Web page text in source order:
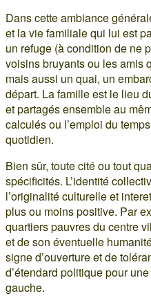
Dans cette ambiance
et la vie familiale qui lui est
un refuge (à condition de ne
voisins bruyants ou les amis
mais aussi un quai, un
départ. La famille est le lieu
et partagés ensemble au
calculés ou l’emploi du
quotidien.
Bien sûr, toute cité ou tout
spécificités. L’identité
l’originalité culturelle et
plus ou moins positive. Par
quartiers pauvres du centre
et de son éventuelle
signe d’ouverture et de
d’étendard politique pour
gauche.